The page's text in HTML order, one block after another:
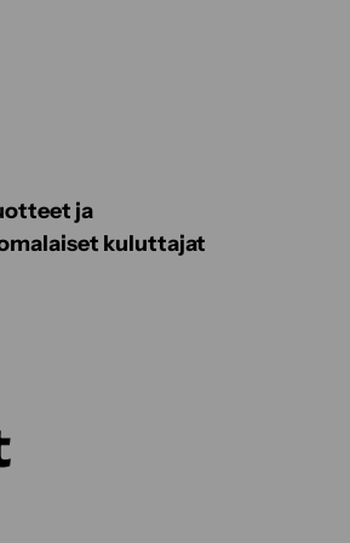
ja
kuluttajat